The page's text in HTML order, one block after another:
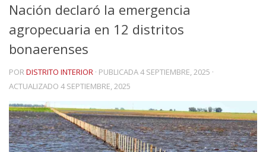
Nación declaró la emergencia
agropecuaria en 12 distritos
bonaerenses
PORDISTRITO INTERIOR · PUBLICADA4 SEPTIEMBRE, 2025 ·
ACTUALIZADO 4 SEPTIEMBRE, 2025